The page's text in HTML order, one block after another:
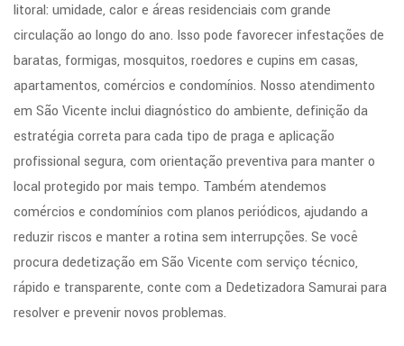
litoral: umidade, calor e áreas residenciais com grande
circulação ao longo do ano. Isso pode favorecer infestações de
baratas, formigas, mosquitos, roedores e cupins em casas,
apartamentos, comércios e condomínios. Nosso atendimento
em São Vicente inclui diagnóstico do ambiente, definição da
estratégia correta para cada tipo de praga e aplicação
profissional segura, com orientação preventiva para manter o
local protegido por mais tempo. Também atendemos
comércios e condomínios com planos periódicos, ajudando a
reduzir riscos e manter a rotina sem interrupções. Se você
procura dedetização em São Vicente com serviço técnico,
rápido e transparente, conte com a Dedetizadora Samurai para
resolver e prevenir novos problemas.